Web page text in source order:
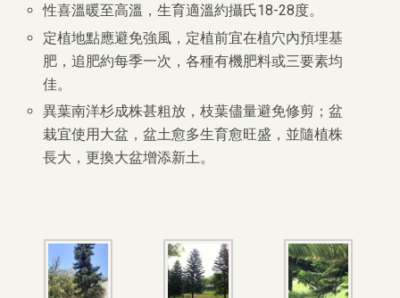
性喜溫暖至高溫，生育適溫約攝氏18-28度。
定植地點應避免強風，定植前宜在植穴內預埋基
肥，追肥約每季一次，各種有機肥料或三要素均
佳。
異葉南洋杉成株甚粗放，枝葉儘量避免修剪；盆
栽宜使用大盆，盆土愈多生育愈旺盛，並隨植株
長大，更換大盆增添新土。